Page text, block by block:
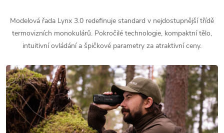
Modelová řada Lynx 3.0 redefinuje standard v nejdostupnější třídě
termovizních monokulárů. Pokročilé technologie, kompaktní tělo,
intuitivní ovládání a špičkové parametry za atraktivní ceny.